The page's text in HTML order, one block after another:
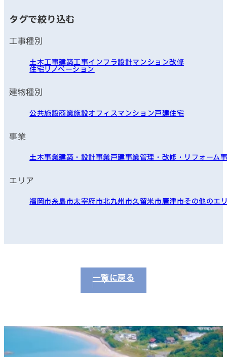
タグで絞り込む
工事種別
土木工事建築工事インフラ設計マンション改修
住宅リノベーション
建物種別
公共施設商業施設オフィスマンション戸建住宅
事業
土木事業建築・設計事業戸建事業管理・改修・リフォーム
エリア
福岡市糸島市太宰府市北九州市久留米市唐津市その他のエ
一覧に戻る